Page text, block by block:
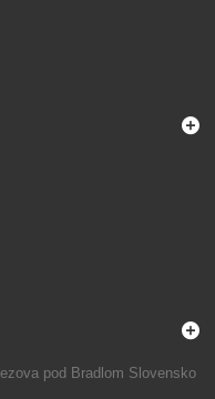
pod Bradlom Slovensko